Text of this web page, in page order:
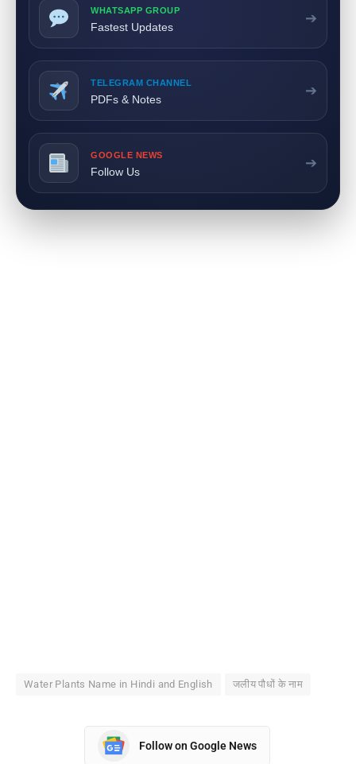
WHATSAPP GROUP
Fastest Updates
➔
TELEGRAM CHANNEL
PDFs & Notes
➔
GOOGLE NEWS
Follow Us
➔
Water Plants Name in Hindi and English जलीय पौधों के नाम
Follow on Google News